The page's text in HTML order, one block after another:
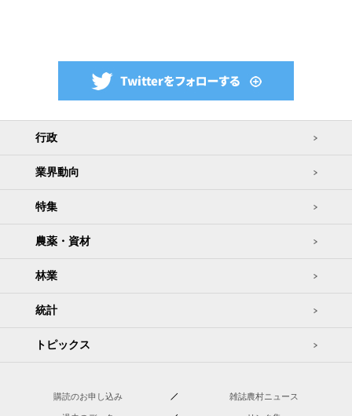
行政
業界動向
特集
農薬・資材
林業
統計
トピックス
購読のお申し込み 雑誌農村ニュース